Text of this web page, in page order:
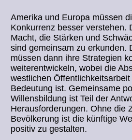
Amerika und Europa müssen
Konkurrenz besser verstehen.
Macht, die Stärken und
sind gemeinsam zu erkunden.
müssen dann ihre Strategien
weiterentwickeln, wobei die
westlichen
Bedeutung ist. Gemeinsame
Willensbildung ist Teil der
Herausforderungen. Ohne die
Bevölkerung ist die künftige
positiv zu gestalten.